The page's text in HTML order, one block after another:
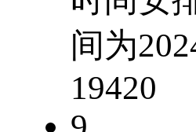
间为
19420